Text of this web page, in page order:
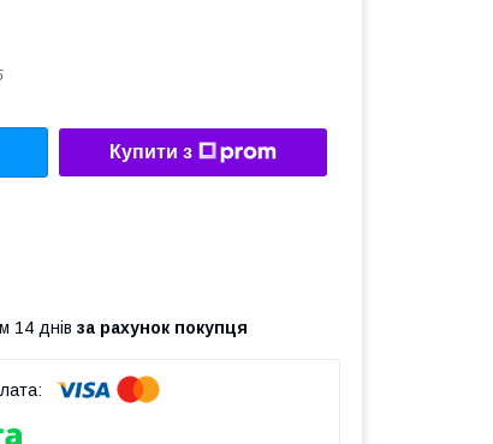
Купити з
14 днів за рахунок покупця